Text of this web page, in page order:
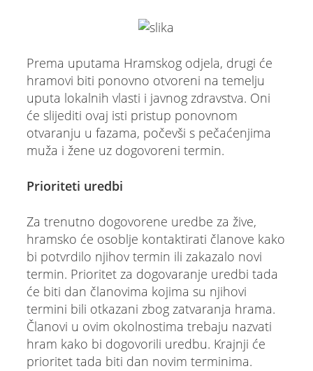
Prema uputama Hramskog odjela, drugi će
hramovi biti ponovno otvoreni na temelju
uputa lokalnih vlasti i javnog zdravstva. Oni
će slijediti ovaj isti pristup ponovnom
otvaranju u fazama, počevši s pečaćenjima
muža i žene uz dogovoreni termin.
Prioriteti uredbi
Za trenutno dogovorene uredbe za žive,
hramsko će osoblje kontaktirati članove kako
bi potvrdilo njihov termin ili zakazalo novi
termin. Prioritet za dogovaranje uredbi tada
će biti dan članovima kojima su njihovi
termini bili otkazani zbog zatvaranja hrama.
Članovi u ovim okolnostima trebaju nazvati
hram kako bi dogovorili uredbu. Krajnji će
prioritet tada biti dan novim terminima.